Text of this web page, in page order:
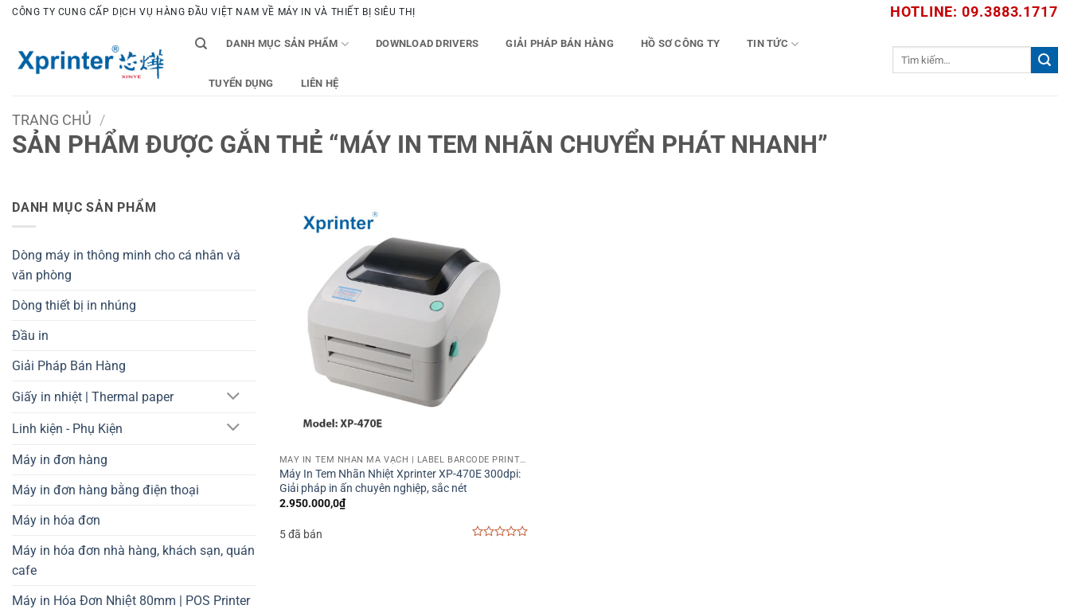
Bỏ
dung
CÔNG TY CUNG CẤP DỊCH VỤ HÀNG ĐẦU VIỆT NAM VỀ MÁY IN VÀ THIẾT BỊ SIÊU THỊ HOTLINE: 09.3883.1717
DANH MỤC SẢN PHẨM DOWNLOAD DRIVERS GIẢI PHÁP BÁN HÀNG HỒ SƠ CÔNG TY TIN TỨC
TUYỂN DỤNG LIÊN HỆ
TRANG CHỦ /
SẢN PHẨM ĐƯỢC GẮN THẺ “MÁY IN TEM NHÃN CHUYỂN PHÁT NHANH”
DANH MỤC SẢN PHẨM
Dòng máy in thông minh cho cá nhân và
văn phòng
Dòng thiết bị in nhúng
Đầu in
Giải Pháp Bán Hàng
Giấy in nhiệt | Thermal paper
Linh kiện - Phụ Kiện
Máy in đơn hàng
Máy in đơn hàng bằng điện thoại
Máy in hóa đơn
Máy in hóa đơn nhà hàng, khách sạn, quán
cafe
Máy in Hóa Đơn Nhiệt 80mm | POS Printer
MÁY IN TEM NHÃN MÃ VẠCH | LABEL BARCODE PRINTER
Máy In Tem Nhãn Nhiệt Xprinter XP-470E 300dpi:
Giải pháp in ấn chuyên nghiệp, sắc nét
2.950.000,0₫
5 đã bán